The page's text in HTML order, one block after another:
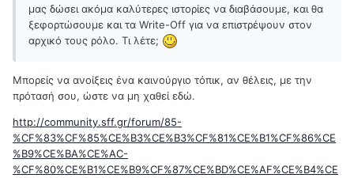
μας δώσει ακόμα καλύτερες ιστορίες να διαβάσουμε, και θα
ξεφορτώσουμε και τα Write-Off για να επιστρέψουν στον
αρχικό τους ρόλο. Τι λέτε;
Μπορείς να ανοίξεις ένα καινούργιο τόπικ, αν θέλεις, με την
πρότασή σου, ώστε να μη χαθεί εδώ.
http://community.sff.gr/forum/85-
%CF%83%CF%85%CE%B3%CE%B3%CF%81%CE%B1%CF%86%CE
%B9%CE%BA%CE%AC-
%CF%80%CE%B1%CE%B9%CF%87%CE%BD%CE%AF%CE%B4%CE